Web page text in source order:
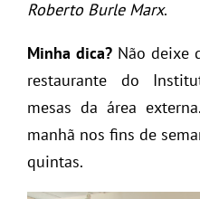
Roberto Burle Marx.
Minha dica? Não deixe
restaurante do
mesas da área
manhã nos fins de
quintas.